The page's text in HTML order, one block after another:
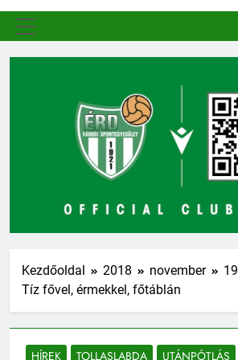
Kezdőoldal 2018 november
19
Tíz fővel, érmekkel, főtáblán
HÍREK TOLLASLABDA UTÁNPÓTLÁS